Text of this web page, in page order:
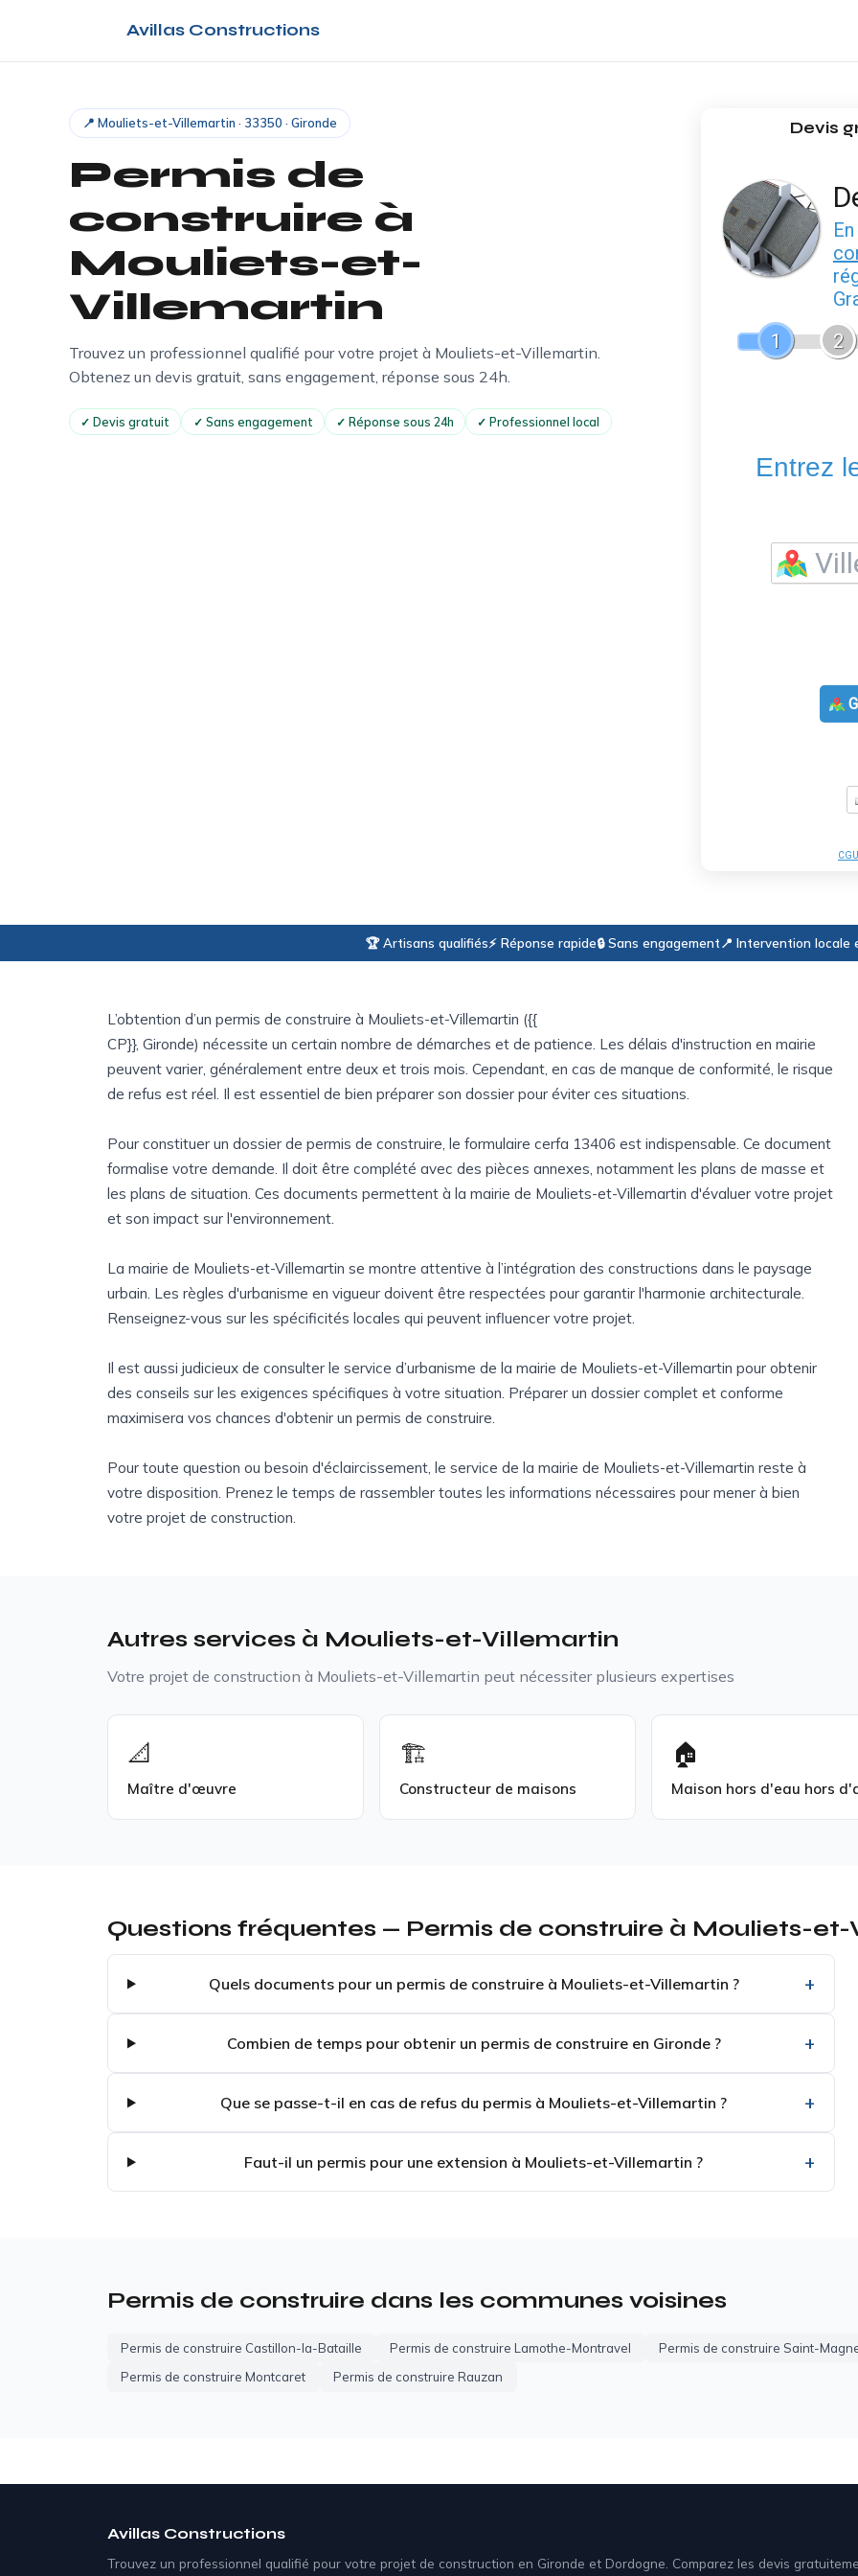
Avillas Constructions
📍 Mouliets-et-Villemartin · 33350 · Gironde
Permis de
construire à
Mouliets-et-
Villemartin
Trouvez un professionnel qualifié pour votre projet à Mouliets-et-Villemartin.
Obtenez un devis gratuit, sans engagement, réponse sous 24h.
✓ Devis gratuit ✓ Sans engagement ✓ Réponse sous 24h ✓ Professionnel local
Devis
1
2
Entrez
CGU
🏆 Artisans qualifiés⚡ Réponse rapide🔒 Sans engagement📍 Intervention locale
L’obtention d’un permis de construire à Mouliets-et-Villemartin ({{
CP}}, Gironde) nécessite un certain nombre de démarches et de patience. Les délais d'instruction en mairie
peuvent varier, généralement entre deux et trois mois. Cependant, en cas de manque de conformité, le risque
de refus est réel. Il est essentiel de bien préparer son dossier pour éviter ces situations.
Pour constituer un dossier de permis de construire, le formulaire cerfa 13406 est indispensable. Ce document
formalise votre demande. Il doit être complété avec des pièces annexes, notamment les plans de masse et
les plans de situation. Ces documents permettent à la mairie de Mouliets-et-Villemartin d'évaluer votre projet
et son impact sur l'environnement.
La mairie de Mouliets-et-Villemartin se montre attentive à l’intégration des constructions dans le paysage
urbain. Les règles d'urbanisme en vigueur doivent être respectées pour garantir l'harmonie architecturale.
Renseignez-vous sur les spécificités locales qui peuvent influencer votre projet.
Il est aussi judicieux de consulter le service d’urbanisme de la mairie de Mouliets-et-Villemartin pour obtenir
des conseils sur les exigences spécifiques à votre situation. Préparer un dossier complet et conforme
maximisera vos chances d'obtenir un permis de construire.
Pour toute question ou besoin d'éclaircissement, le service de la mairie de Mouliets-et-Villemartin reste à
votre disposition. Prenez le temps de rassembler toutes les informations nécessaires pour mener à bien
votre projet de construction.
Autres services à Mouliets-et-Villemartin
Votre projet de construction à Mouliets-et-Villemartin peut nécessiter plusieurs expertises
📐
Maître d'œuvre
🏗️
Constructeur de maisons
🏠
Maison hors d'eau hors
Questions fréquentes — Permis de construire à Mouliets-
Quels documents pour un permis de construire à Mouliets-et-Villemartin ?
Combien de temps pour obtenir un permis de construire en Gironde ?
Que se passe-t-il en cas de refus du permis à Mouliets-et-Villemartin ?
Faut-il un permis pour une extension à Mouliets-et-Villemartin ?
Permis de construire dans les communes voisines
Permis de construire Castillon-la-Bataille Permis de construire Lamothe-Montravel Permis de construire Saint-
Permis de construire Montcaret
Permis de construire Rauzan
Avillas Constructions
Trouvez un professionnel qualifié pour votre projet de construction en Gironde et Dordogne. Comparez les devis